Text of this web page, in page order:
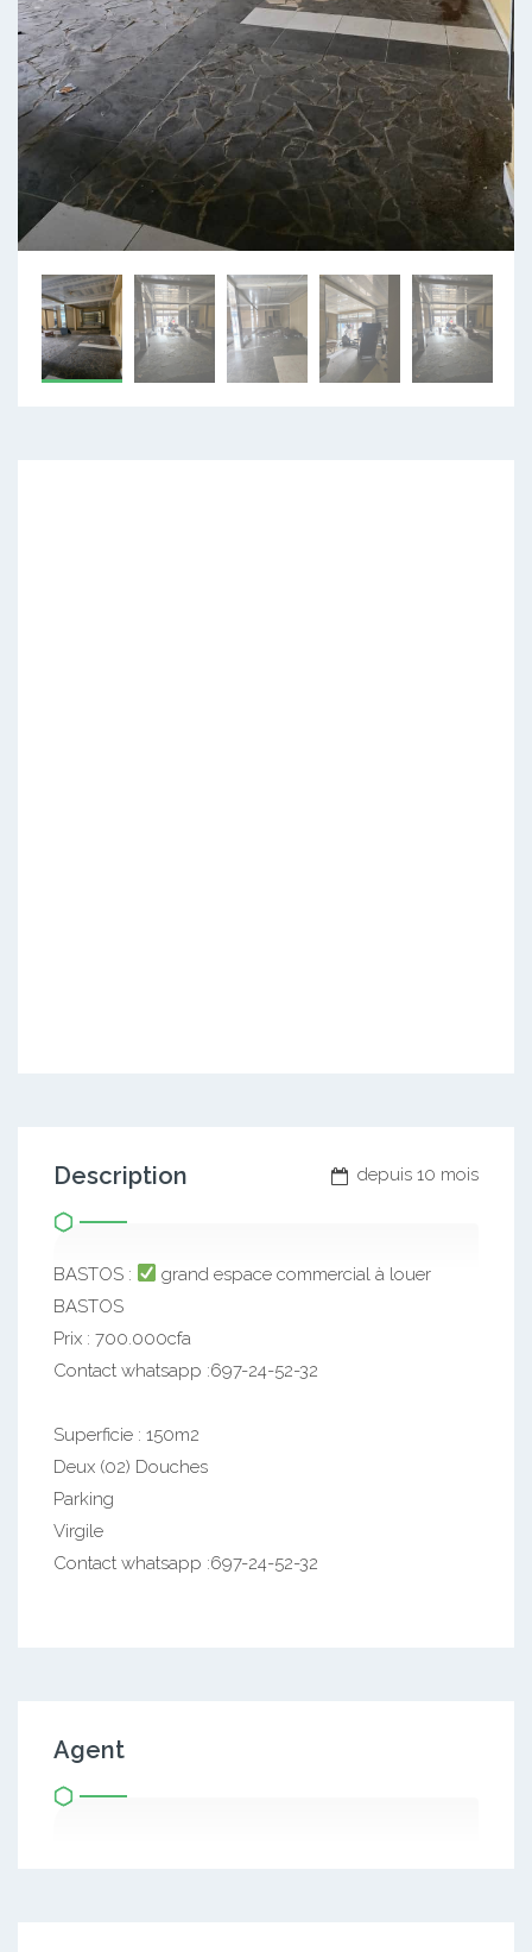
depuis 10 mois
Description
BASTOS :
grand espace commercial à louer
BASTOS
Prix : 700.000cfa
Contact whatsapp :697-24-52-32
Superficie : 150m2
Deux (02) Douches
Parking
Virgile
Contact whatsapp :697-24-52-32
Agent